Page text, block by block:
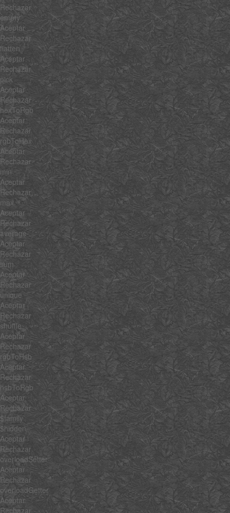
Rechazar
empty
Aceptar
Rechazar
flatten
Aceptar
Rechazar
pick
Aceptar
Rechazar
hexToRgb
Aceptar
Rechazar
rgbToHex
Aceptar
Rechazar
min
Aceptar
Rechazar
max
Aceptar
Rechazar
average
Aceptar
Rechazar
sum
Aceptar
Rechazar
unique
Aceptar
Rechazar
shuffle
Aceptar
Rechazar
rgbToHsb
Aceptar
Rechazar
hsbToRgb
Aceptar
Rechazar
$family
$hidden
Aceptar
Rechazar
overloadSetter
Aceptar
Rechazar
overloadGetter
Aceptar
Rechazar